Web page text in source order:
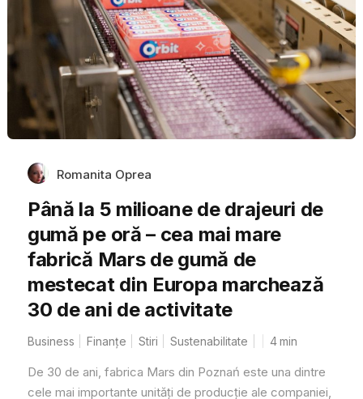
Romanita Oprea
Până la 5 milioane de drajeuri de
gumă pe oră – cea mai mare
fabrică Mars de gumă de
mestecat din Europa marchează
30 de ani de activitate
Business Finanțe Stiri Sustenabilitate 4min
De 30 de ani, fabrica Mars din Poznań este una dintre
cele mai importante unități de producție ale companiei,